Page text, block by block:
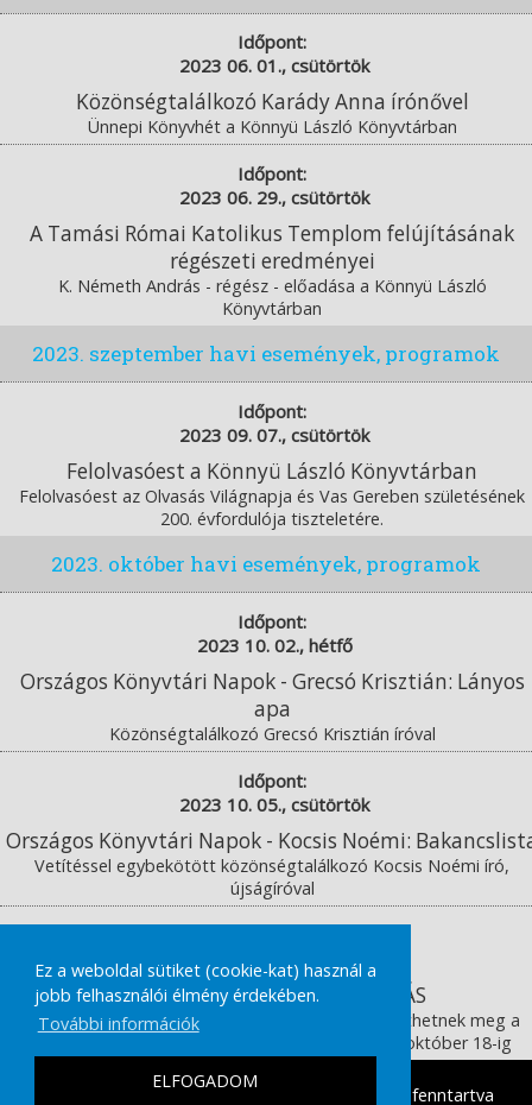
Ez a weboldal sütiket (cookie-kat) használ a
jobb felhasználói élmény érdekében.
További információk
ELFOGADOM
Időpont:
2023 06. 01., csütörtök
Közönségtalálkozó Karády Anna írónővel
Ünnepi Könyvhét a Könnyü László Könyvtárban
Időpont:
2023 06. 29., csütörtök
A Tamási Római Katolikus Templom felújításának
régészeti eredményei
K. Németh András - régész - előadása a Könnyü László
Könyvtárban
2023. szeptember havi események, programok
Időpont:
2023 09. 07., csütörtök
Felolvasóest a Könnyü László Könyvtárban
Felolvasóest az Olvasás Világnapja és Vas Gereben születésének
200. évfordulója tiszteletére.
2023. október havi események, programok
Időpont:
2023 10. 02., hétfő
Országos Könyvtári Napok - Grecsó Krisztián: Lányos
apa
Közönségtalálkozó Grecsó Krisztián íróval
Időpont:
2023 10. 05., csütörtök
Országos Könyvtári Napok - Kocsis Noémi:
Vetítéssel egybekötött közönségtalálkozó Kocsis Noémi író,
újságíróval
2023 10. 27., péntek
BÁLINT ÁGNES EMLÉKKIÁLLÍTÁS
Bálint Ágnes életművét bemutató kiállítást tekinthetnek meg a
Könnyü László Könyvtárban szeptember 27-től október 18-ig
tamasikultura.huCopyright © 2026 Minden Jog fenntartva